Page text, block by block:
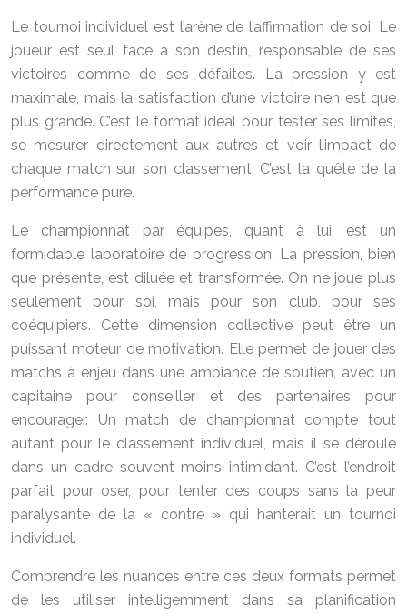
Le tournoi individuel est l’arène de l’affirmation de soi. Le
joueur est seul face à son destin, responsable de ses
victoires comme de ses défaites. La pression y est
maximale, mais la satisfaction d’une victoire n’en est que
plus grande. C’est le format idéal pour tester ses limites,
se mesurer directement aux autres et voir l’impact de
chaque match sur son classement. C’est la quête de la
performance pure.
Le championnat par équipes, quant à lui, est un
formidable laboratoire de progression. La pression, bien
que présente, est diluée et transformée. On ne joue plus
seulement pour soi, mais pour son club, pour ses
coéquipiers. Cette dimension collective peut être un
puissant moteur de motivation. Elle permet de jouer des
matchs à enjeu dans une ambiance de soutien, avec un
capitaine pour conseiller et des partenaires pour
encourager. Un match de championnat compte tout
autant pour le classement individuel, mais il se déroule
dans un cadre souvent moins intimidant. C’est l’endroit
parfait pour oser, pour tenter des coups sans la peur
paralysante de la « contre » qui hanterait un tournoi
individuel.
Comprendre les nuances entre ces deux formats permet
de les utiliser intelligemment dans sa planification